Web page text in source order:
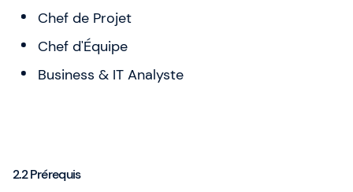
Chef de Projet
Chef d'Équipe
Business & IT Analyste
2.2 Prérequis